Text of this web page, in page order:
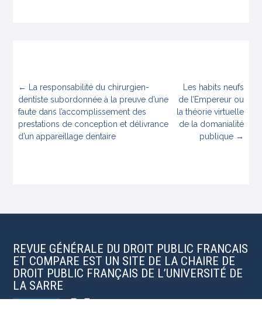
← La responsabilité du chirurgien-
dentiste subordonnée à la preuve d’une
faute dans l’accomplissement des
prestations de conception et délivrance
d’un appareillage dentaire
Les habits neufs
de l’Empereur ou
la théorie virtuelle
de la domanialité
publique→
REVUE GÉNÉRALE DU DROIT PUBLIC FRANCAIS
ET COMPARE EST UN SITE DE LA CHAIRE DE
DROIT PUBLIC FRANÇAIS DE L’UNIVERSITÉ DE
LA SARRE